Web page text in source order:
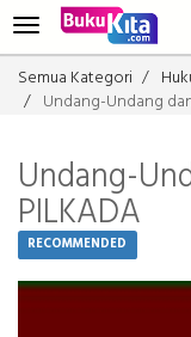
Semua Kategori
Undang-Undang
Undang-
PILKADA
RECOMMENDED